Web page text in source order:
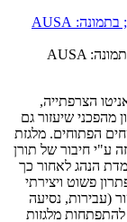
מלגזת שדה יודעת לנוע גם בשטח קשה לעבירות; בתמונה: AUSA
מאניטו הצרפתייה,
מהפכני שיעזור גם
הפתוחים. מלגזת
ע"י חיבור של תורן
הנהג לאחור כך
פשוט ויצירתי
(עבירות, נסיעה
מלגזות